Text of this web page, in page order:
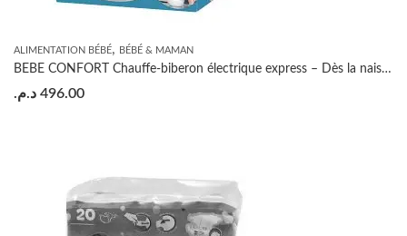
ALIMENTATION BÉBÉ, BÉBÉ & MAMAN
BEBE CONFORT Chauffe-biberon électrique express – Dès la naissance
496.00 د.م.